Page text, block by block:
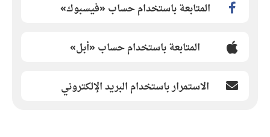
المتابعة باستخدام حساب «فيسبوك»
المتابعة باستخدام حساب «أبل»
الاستمرار باستخدام البريد الإلكتروني